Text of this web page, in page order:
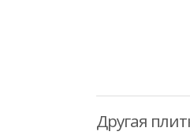
Другая